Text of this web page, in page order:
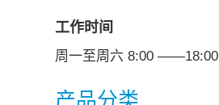
工作时间
周一至周六 8:00 ——18:00